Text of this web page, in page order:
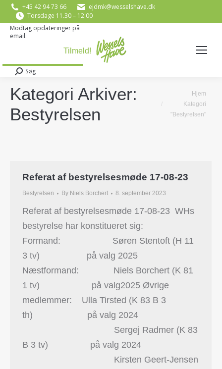
+45 42 94 73 66
ejdmk@wesselshave.dk
Torsdage 11.30 – 12.00
Modtag opdateringer på
email:
Search:
Søg
Kategori Arkiver:
Bestyrelsen
You are here:
Hjem
Kategori
"Bestyrelsen"
Referat af bestyrelsesmøde 17-08-23
Bestyrelsen By Niels Borchert 8. september 2023
Referat af bestyrelsesmøde 17-08-23 WHs
bestyrelse har konstitueret sig:
Formand: Søren Stentoft (H 11
3 tv) på valg 2025
Næstformand: Niels Borchert (K 81
1 tv) på valg2025 Øvrige
medlemmer: Ulla Tirsted (K 83 B 3
th) på valg 2024
Sergej Radmer (K 83
B 3 tv) på valg 2024
Kirsten Geert-Jensen